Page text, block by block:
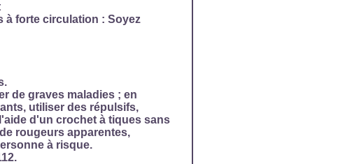
à forte circulation : Soyez
de graves maladies ; en
utiliser des répulsifs,
d'un crochet à tiques sans
rougeurs apparentes,
à risque.